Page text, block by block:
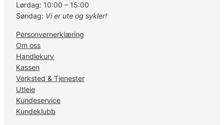
Lørdag: 10:00 – 15:00
Søndag: Vi er ute og sykler!
Personvernerklæring
Om oss
Handlekurv
Kassen
Verksted & Tjenester
Utleie
Kundeservice
Kundeklubb